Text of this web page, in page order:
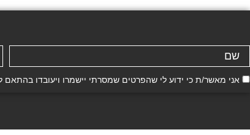
אני מאשר/ת כי ידוע לי שהפרטים שמסרתי יישמרו ויעובדו בהתאם לחוק הגנת